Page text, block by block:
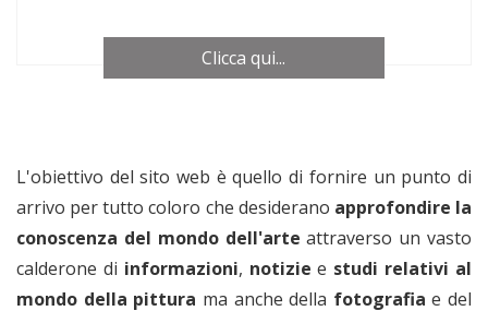
Clicca qui...
L'obiettivo del sito web è quello di fornire un punto di
arrivo per tutto coloro che desiderano approfondire la
conoscenza del mondo dell'arte attraverso un vasto
calderone di informazioni, notiziee studi relativi al
mondo della pittura ma anche della fotografiae del